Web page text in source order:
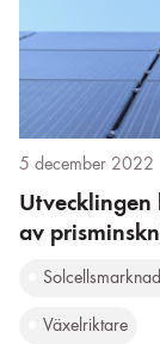
5 december 2022
Utvecklingen
av
Växelriktare